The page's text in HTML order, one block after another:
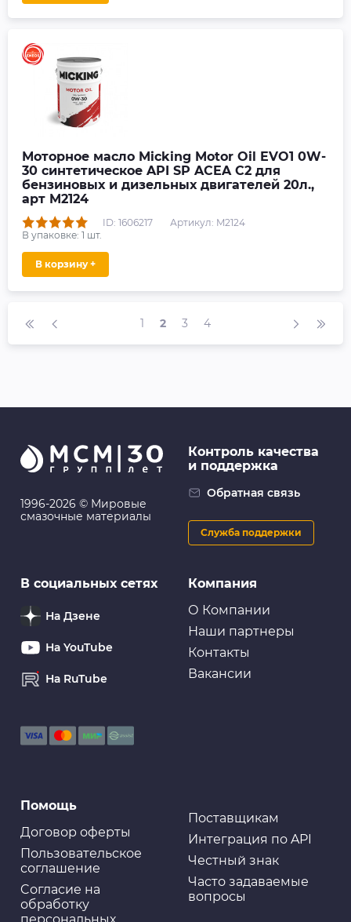
Моторное масло Micking Motor Oil EVO1 0W-
30 синтетическое API SP ACEA C2 для
бензиновых и дизельных двигателей 20л.,
арт M2124
ID: 1606217
Артикул: M2124
В упаковке: 1 шт.
В корзину +
1 2 3 4
1996-2026 © Мировые
смазочные материалы
Компания
О Компании
Наши партнеры
Контакты
Вакансии
Помощь
Договор оферты
Пользовательское
соглашение
Cогласие на
обработку
Поставщикам
Интеграция по API
Честный знак
Часто задаваемые
вопросы
Контроль качества
и поддержка
Обратная связь
Служба поддержки
В социальных сетях
На Дзене
На YouTube
На RuTube